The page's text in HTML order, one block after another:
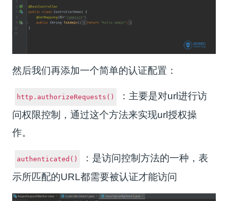
然后我们再添加一个简单的认证配置：
http.authorizeRequests()
：主要是对url进行访
问权限控制，通过这个方法来实现url授权操
作。
authenticated()
：是访问控制方法的一种，表
示所匹配的URL都需要被认证才能访问